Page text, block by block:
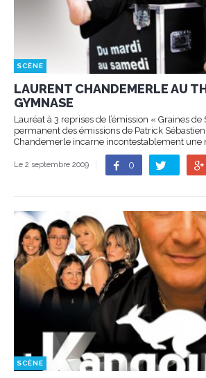
SCÈNE
LAURENT CHANDEMERLE AU
GYMNASE
Lauréat à 3 reprises de l’émission « Graines de
permanent des émissions de Patrick
Chandemerle incarne incontestablement une
Le 2 septembre 2009 0
SCÈNE